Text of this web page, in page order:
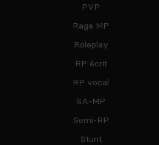
PVP
Rage MP
Roleplay
RP écrit
RP vocal
SA-MP
Semi-RP
Stunt